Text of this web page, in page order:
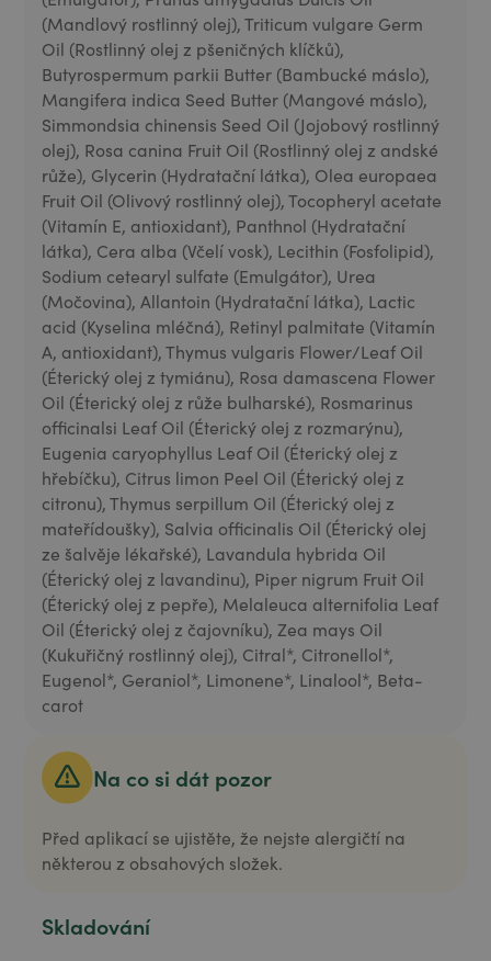
(Mandlový rostlinný olej), Triticum vulgare Germ
Oil (Rostlinný olej z pšeničných klíčků),
Butyrospermum parkii Butter (Bambucké máslo),
Mangifera indica Seed Butter (Mangové máslo),
Simmondsia chinensis Seed Oil (Jojobový rostlinný
olej), Rosa canina Fruit Oil (Rostlinný olej z andské
růže), Glycerin (Hydratační látka), Olea europaea
Fruit Oil (Olivový rostlinný olej), Tocopheryl acetate
(Vitamín E, antioxidant), Panthnol (Hydratační
látka), Cera alba (Včelí vosk), Lecithin (Fosfolipid),
Sodium cetearyl sulfate (Emulgátor), Urea
(Močovina), Allantoin (Hydratační látka), Lactic
acid (Kyselina mléčná), Retinyl palmitate (Vitamín
A, antioxidant), Thymus vulgaris Flower/Leaf Oil
(Éterický olej z tymiánu), Rosa damascena Flower
Oil (Éterický olej z růže bulharské), Rosmarinus
officinalsi Leaf Oil (Éterický olej z rozmarýnu),
Eugenia caryophyllus Leaf Oil (Éterický olej z
hřebíčku), Citrus limon Peel Oil (Éterický olej z
citronu), Thymus serpillum Oil (Éterický olej z
mateřídoušky), Salvia officinalis Oil (Éterický olej
ze šalvěje lékařské), Lavandula hybrida Oil
(Éterický olej z lavandinu), Piper nigrum Fruit Oil
(Éterický olej z pepře), Melaleuca alternifolia Leaf
Oil (Éterický olej z čajovníku), Zea mays Oil
(Kukuřičný rostlinný olej), Citral*, Citronellol*,
Eugenol*, Geraniol*, Limonene*, Linalool*, Beta-
carot
Na co si dát pozor
Před aplikací se ujistěte, že nejste alergičtí na
některou z obsahových složek.
Skladování